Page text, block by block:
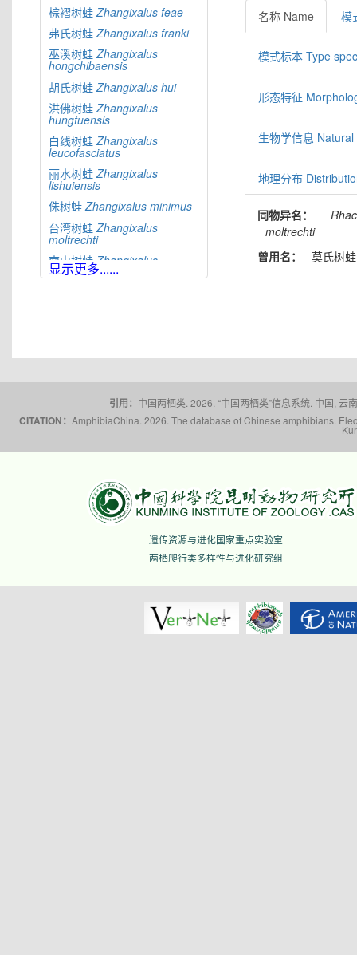
棕褶树蛙Zhangixalus feae
弗氏树蛙Zhangixalus franki
巫溪树蛙Zhangixalus
hongchibaensis
胡氏树蛙 Zhangixalus hui
洪佛树蛙 Zhangixalus
hungfuensis
白线树蛙Zhangixalus
leucofasciatus
丽水树蛙Zhangixalus
lishuiensis
侏树蛙Zhangixalus minimus
台湾树蛙 Zhangixalus
moltrechti
南山树蛙 Zhangixalus
nanshanensis
突肛树蛙Zhangixalus
pinglongensis
翡翠树蛙Zhangixalus
普洱树蛙Zhangixalus
白颌大树蛙Zhangixalus
smaragdinus
台北树蛙Zhangixalus
Zhangixalus wui
yaoshanensis
Zhangixalus
显示更多......
名称 Name 模
模式标本 Type
形态特征
生物学信息
地理分布
同物异名：
moltrechti
曾用名：
莫氏树蛙
引用： 中国两栖类. 2026. “中国两栖类”信息系统. 中国,
CITATION： AmphibiaChina. 2026. The database of Chinese amphibians.
遗传资源与进化国家重点实验室
两栖爬行类多样性与进化研究组